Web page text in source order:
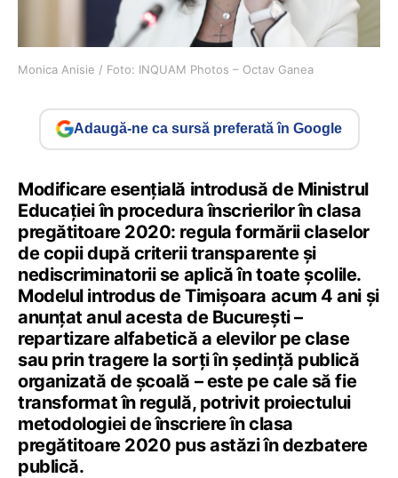
Monica Anisie / Foto: INQUAM Photos – Octav Ganea
Adaugă-ne ca sursă preferată în Google
Modificare esențială introdusă de Ministrul
Educației în procedura înscrierilor în clasa
pregătitoare 2020: regula formării claselor
de copii după criterii transparente și
nediscriminatorii se aplică în toate școlile.
Modelul introdus de Timișoara acum 4 ani și
anunțat anul acesta de București –
repartizare alfabetică a elevilor pe clase
sau prin tragere la sorți în ședință publică
organizată de școală – este pe cale să fie
transformat în regulă, potrivit proiectului
metodologiei de înscriere în clasa
pregătitoare 2020 pus astăzi în dezbatere
publică.